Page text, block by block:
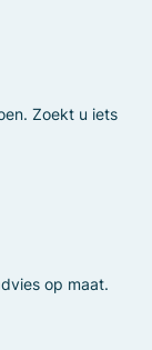
Zoekt u iets
op maat.